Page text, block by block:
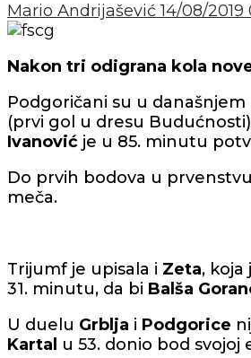
Mario Andrijašević14/08/2019
Nakon tri odigrana kola
Podgoričani su u
(prvi gol u dresu
Ivanović je u 85. minutu
Do prvih bodova u
meča.
Trijumf je upisala i Zeta, koja
31. minutu, da bi Balša
U duelu Grblja i Podgorice
Kartal u 53. donio bod svojoj